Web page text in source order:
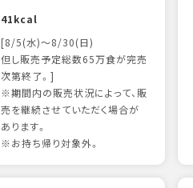
41kcal
[8/5(水)～8/30(日)
但し販売予定総数65万食が完売
次第終了。]
※期間内の販売状況によって、販
売を継続させていただく場合が
あります。
※お持ち帰り対象外。